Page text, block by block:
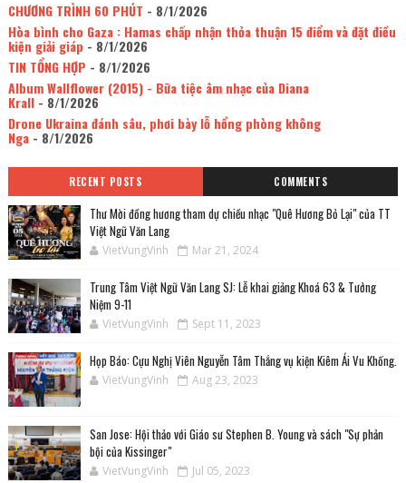
CHƯƠNG TRÌNH 60 PHÚT - 8/1/2026
Hòa bình cho Gaza : Hamas chấp nhận thỏa thuận 15 điểm và đặt điều
kiện giải giáp - 8/1/2026
TIN TỔNG HỢP - 8/1/2026
Album Wallflower (2015) - Bữa tiệc âm nhạc của Diana
Krall- 8/1/2026
Drone Ukraina đánh sâu, phơi bày lỗ hổng phòng không
Nga- 8/1/2026
RECENT POSTS COMMENTS
Thư Mời đồng hương tham dự chiều nhạc "Quê Hương Bỏ Lại" của TT
Việt Ngữ Văn Lang
VietVungVinh Mar 21, 2024
Trung Tâm Việt Ngữ Văn Lang SJ: Lễ khai giảng Khoá 63 & Tưởng
Niệm 9-11
VietVungVinh Sept 11, 2023
Họp Báo: Cựu Nghị Viên Nguyễn Tâm Thắng vụ kiện Kiêm Ái Vu Khống.
VietVungVinh Aug 23, 2023
San Jose: Hội thảo với Giáo sư Stephen B. Young và sách "Sự phản
bội của Kissinger"
VietVungVinh Jul 05, 2023